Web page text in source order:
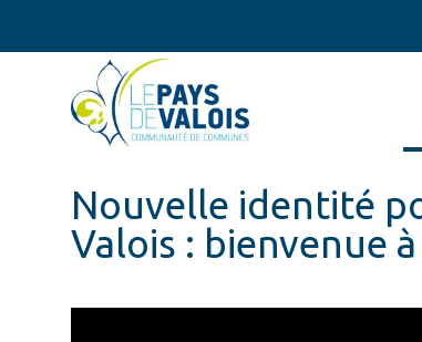
Nouvelle identité
Valois : bienvenue